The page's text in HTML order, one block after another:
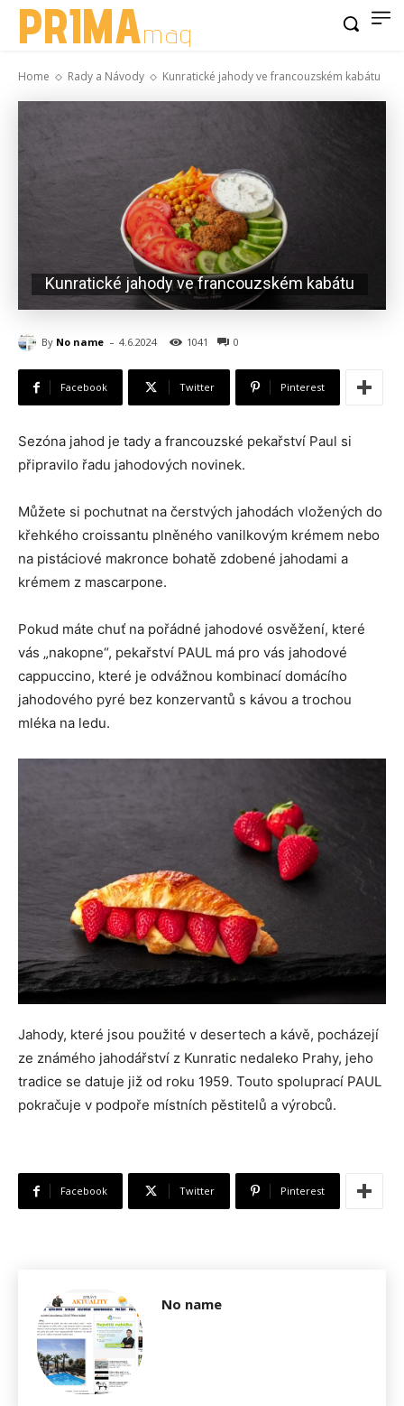
PRIMAmag
Home Rady a Návody Kunratické jahody ve francouzském kabátu
Kunratické jahody ve francouzském kabátu
By No name - 4.6.2024 1041 0
Facebook Twitter Pinterest
Sezóna jahod je tady a francouzské pekařství Paul si
připravilo řadu jahodových novinek.
Můžete si pochutnat na čerstvých jahodách vložených do
křehkého croissantu plněného vanilkovým krémem nebo
na pistáciové makronce bohatě zdobené jahodami a
krémem z mascarpone.
Pokud máte chuť na pořádné jahodové osvěžení, které
vás „nakopne“, pekařství PAUL má pro vás jahodové
cappuccino, které je odvážnou kombinací domácího
jahodového pyré bez konzervantů s kávou a trochou
mléka na ledu.
Jahody, které jsou použité v desertech a kávě, pocházejí
ze známého jahodářství z Kunratic nedaleko Prahy, jeho
tradice se datuje již od roku 1959. Touto spoluprací PAUL
pokračuje v podpoře místních pěstitelů a výrobců.
Facebook Twitter Pinterest
No name